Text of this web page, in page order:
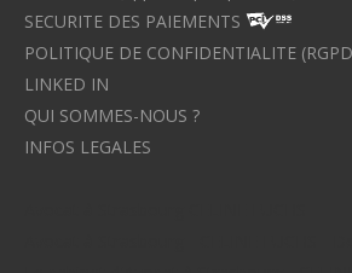
SECURITE DES PAIEMENTS
POLITIQUE DE CONFIDENTIALITE
LINKED IN
QUI SOMMES-NOUS ?
INFOS LEGALES